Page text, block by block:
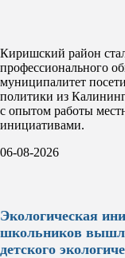
Киришский район
профессионального
муниципалитет
политики из
с опытом работы
инициативами.
06-08-2026
Экологическая
школьников
детского